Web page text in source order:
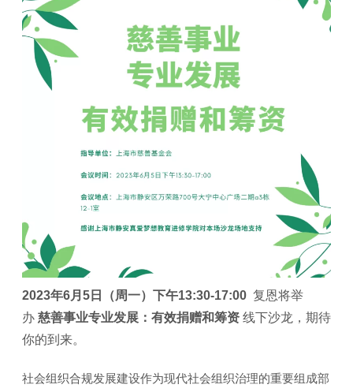
2023年6月5日（周一）下午13:30-17:00 复恩将举
办 慈善事业专业发展：有效捐赠和筹资 线下沙龙，期待
你的到来。
社会组织合规发展建设作为现代社会组织治理的重要组成部